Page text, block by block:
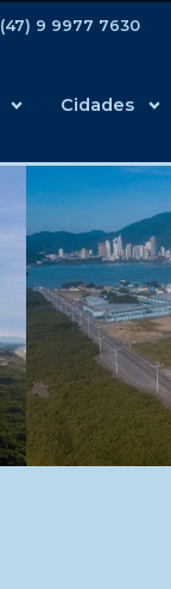
(47) 9 9977 7630
Cidades